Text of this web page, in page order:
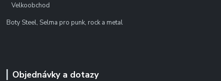
Velkoobchod
Boty Steel, Selma pro punk, rock a metal
Objednávky a dotazy